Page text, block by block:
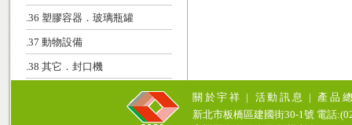
.36 塑膠容器．玻璃瓶罐
.37 動物設備
.38 其它．封口機
關於宇祥 | 活動訊息 | 產品
新北市板橋區建國街30-1號 電話